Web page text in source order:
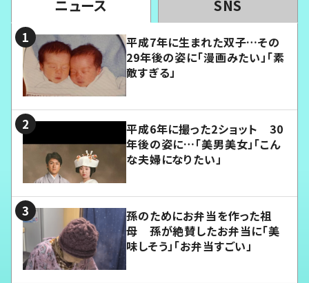
ニュース SNS
平成7年に生まれた双子…その
29年後の姿に「漫画みたい」「素
敵すぎる」
平成6年に撮った2ショット 30
年後の姿に…「美男美女」「こん
な夫婦になりたい」
孫のためにお弁当を作った祖
母 孫が絶賛したお弁当に「美
味しそう」「お弁当すごい」